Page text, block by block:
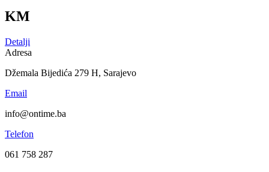
KM
Detalji
Adresa
Džemala Bijedića 279 H, Sarajevo
Email
info@ontime.ba
Telefon
061 758 287